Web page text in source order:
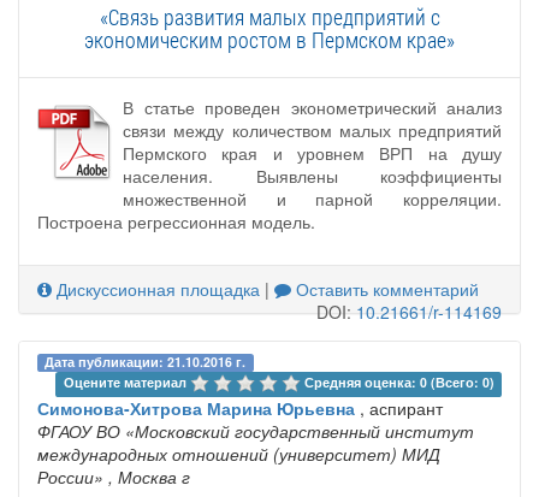
«Связь развития малых предприятий с
экономическим ростом в Пермском крае»
В статье проведен эконометрический анализ
связи между количеством малых предприятий
Пермского края и уровнем ВРП на душу
населения. Выявлены коэффициенты
множественной и парной корреляции.
Построена регрессионная модель.
Дискуссионная площадка |
Оставить комментарий
DOI:10.21661/r-114169
Дата публикации: 21.10.2016 г.
Оцените материал
Средняя оценка: 0 (Всего: 0)
Симонова-Хитрова Марина Юрьевна , аспирант
ФГАОУ ВО «Московский государственный институт
международных отношений (университет) МИД
России» , Москва г